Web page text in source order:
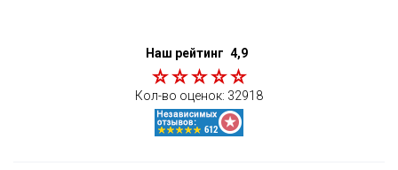
Наш рейтинг 4,9
Кол-во оценок: 32918